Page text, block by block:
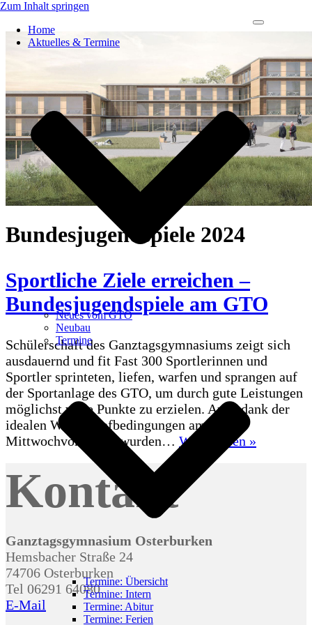
Zum Inhalt springen
Home
Aktuelles & Termine
Neues vom GTO
Neubau
Termine
Termine: Übersicht
Termine: Intern
Termine: Abitur
Termine: Ferien
Navigations-
Bundesjugendspiele 2024
Sportliche Ziele erreichen –
Bundesjugendspiele am GTO
Schülerschaft des Ganztagsgymnasiums zeigt sich
ausdauernd und fit Fast 300 Sportlerinnen und
Sportler sprinteten, liefen, warfen und sprangen auf
der Sportanlage des GTO, um durch gute Leistungen
möglichst viele Punkte zu erzielen. Auch dank der
idealen Wettkampfbedingungen am
Mittwochvormittag wurden… Weiterlesen »
Kontakt
Ganztagsgymnasium Osterburken
Hemsbacher Straße 24
74706 Osterburken
Tel 06291 64080
E-Mail